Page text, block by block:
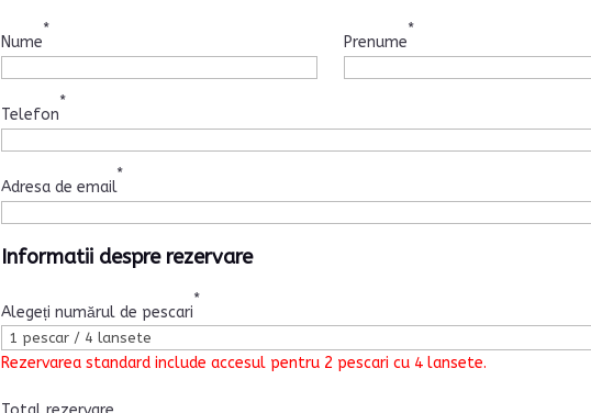
Nume
*
Prenume
*
Telefon
*
Adresa de email
*
Informatii despre rezervare
Alegeți numărul de pescari
*
Rezervarea standard include accesul pentru 2 pescari cu 4 lansete.